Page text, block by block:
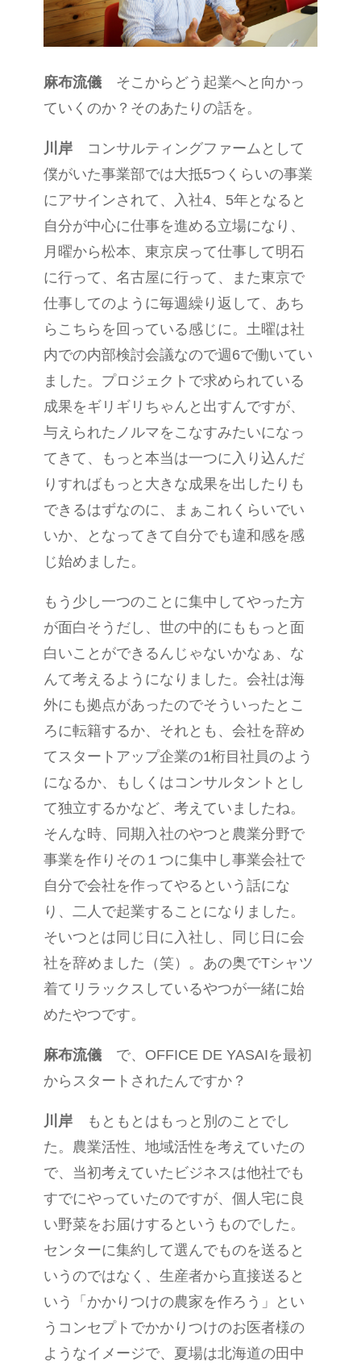
麻布流儀そこからどう起業へと向かっ
ていくのか？そのあたりの話を。
川岸コンサルティングファームとして
僕がいた事業部では大抵5つくらいの事業
にアサインされて、入社4、5年となると
自分が中心に仕事を進める立場になり、
月曜から松本、東京戻って仕事して明石
に行って、名古屋に行って、また東京で
仕事してのように毎週繰り返して、あち
らこちらを回っている感じに。土曜は社
内での内部検討会議なので週6で働いてい
ました。プロジェクトで求められている
成果をギリギリちゃんと出すんですが、
与えられたノルマをこなすみたいになっ
てきて、もっと本当は一つに入り込んだ
りすればもっと大きな成果を出したりも
できるはずなのに、まぁこれくらいでい
いか、となってきて自分でも違和感を感
じ始めました。
もう少し一つのことに集中してやった方
が面白そうだし、世の中的にももっと面
白いことができるんじゃないかなぁ、な
んて考えるようになりました。会社は海
外にも拠点があったのでそういったとこ
ろに転籍するか、それとも、会社を辞め
てスタートアップ企業の1桁目社員のよう
になるか、もしくはコンサルタントとし
て独立するかなど、考えていましたね。
そんな時、同期入社のやつと農業分野で
事業を作りその１つに集中し事業会社で
自分で会社を作ってやるという話にな
り、二人で起業することになりました。
そいつとは同じ日に入社し、同じ日に会
社を辞めました（笑）。あの奥でTシャツ
着てリラックスしているやつが一緒に始
めたやつです。
麻布流儀で、OFFICE DE YASAIを最初
からスタートされたんですか？
川岸もともとはもっと別のことでし
た。農業活性、地域活性を考えていたの
で、当初考えていたビジネスは他社でも
すでにやっていたのですが、個人宅に良
い野菜をお届けするというものでした。
センターに集約して選んでものを送ると
いうのではなく、生産者から直接送ると
いう「かかりつけの農家を作ろう」とい
うコンセプトでかかりつけのお医者様の
ようなイメージで、夏場は北海道の田中